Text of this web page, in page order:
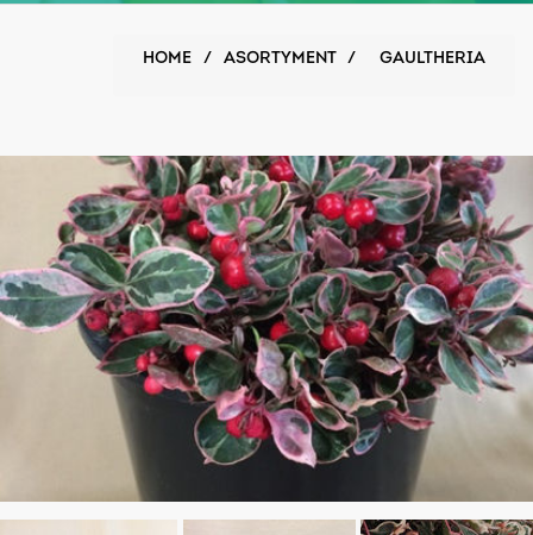
HOME / ASORTYMENT / GAULTHERIA